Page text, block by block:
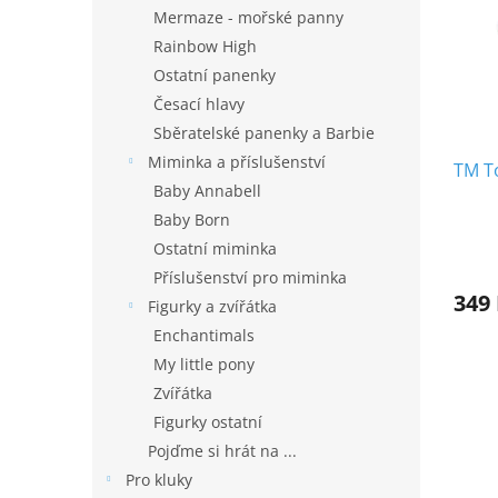
Mermaze - mořské panny
Rainbow High
Ostatní panenky
Česací hlavy
Sběratelské panenky a Barbie
Miminka a příslušenství
Baby Annabell
Baby Born
Ostatní miminka
Příslušenství pro miminka
Figurky a zvířátka
Enchantimals
My little pony
Zvířátka
Figurky ostatní
Pojďme si hrát na ...
Pro kluky
TM
349